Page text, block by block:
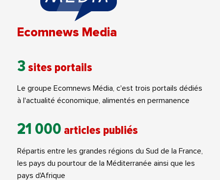
Ecomnews Media
3 sites portails
Le groupe Ecomnews Média, c'est trois portails dédiés
à l'actualité économique, alimentés en permanence
21 000 articles publiés
Répartis entre les grandes régions du Sud de la France,
les pays du pourtour de la Méditerranée ainsi que les
pays d'Afrique